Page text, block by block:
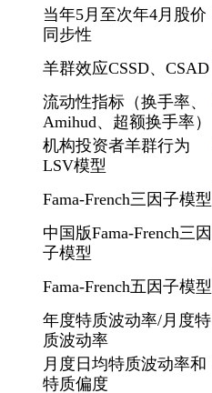
当年5月至次年4月股价
同步性
羊群效应CSSD、CSAD
流动性指标（换手率、
Amihud、超额换手率）
机构投资者羊群行为
LSV模型
Fama-French三因子模型
中国版Fama-French三因
子模型
Fama-French五因子模型
年度特质波动率/月度特
质波动率
月度日均特质波动率和
特质偏度